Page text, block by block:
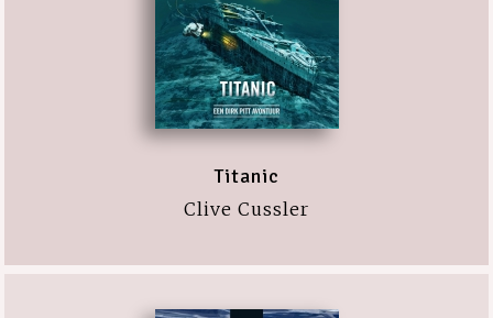
Titanic
Clive Cussler